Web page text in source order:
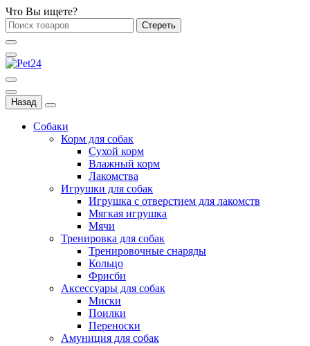
Что Вы ищете?
Стереть
Назад
Собаки
Корм для собак
Сухой корм
Влажный корм
Лакомства
Игрушки для собак
Игрушка с отверстием для лакомств
Мягкая игрушка
Мячи
Тренировка для собак
Тренировочные снаряды
Кольцо
Фрисби
Аксессуары для собак
Миски
Поилки
Переноски
Амуниция для собак